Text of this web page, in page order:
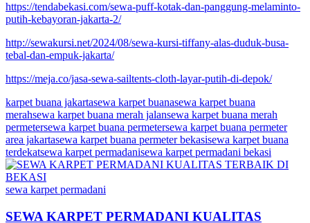
https://tendabekasi.com/sewa-puff-kotak-dan-panggung-melaminto-
putih-kebayoran-jakarta-2/
http://sewakursi.net/2024/08/sewa-kursi-tiffany-alas-duduk-busa-
tebal-dan-empuk-jakarta/
https://meja.co/jasa-sewa-sailtents-cloth-layar-putih-di-depok/
karpet buana jakartasewa karpet buanasewa karpet buana
merahsewa karpet buana merah jalansewa karpet buana merah
permetersewa karpet buana permetersewa karpet buana permeter
area jakartasewa karpet buana permeter bekasisewa karpet buana
terdekatsewa karpet permadanisewa karpet permadani bekasi
sewa karpet permadani
SEWA KARPET PERMADANI KUALITAS